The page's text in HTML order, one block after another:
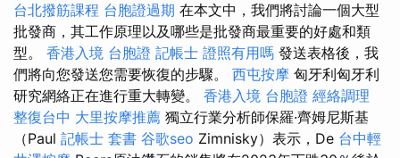
台北撥筋課程 台胞證過期 在本文中，我們將討論一個大型
批發商，其工作原理以及哪些是批發商最重要的好處和類
型。 香港入境 台胞證 記帳士 證照有用嗎 發送表格後，我
們將向您發送您需要恢復的步驟。 西屯按摩 匈牙利匈牙利
研究網絡正在進行重大轉變。 香港入境 台胞證 經絡調理
整復台中 大里按摩推薦 獨立行業分析師保羅·齊姆尼斯基
（Paul 記帳士 套書 谷歌seo Zimnisky）表示，De 台中輕